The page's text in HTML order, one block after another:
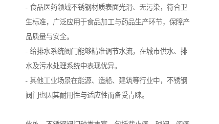
- 食品医药领域不锈钢材质表面光滑、无污染，符合卫
生标准，广泛应用于食品加工与药品生产环节，保障产
品质量与安全。
- 给排水系统阀门能够精准调节水流，在城市供水、排
水及污水处理系统中表现优异。
- 其他工业场景在能源、造船、建筑等行业中，不锈钢
阀门也因其耐用性与适应性而备受青睐。